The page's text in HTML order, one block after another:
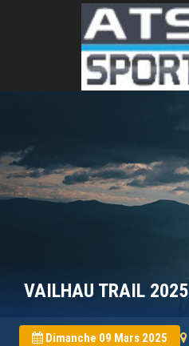
VAILHAU TRAIL 2025
Dimanche 09 Mars 2025